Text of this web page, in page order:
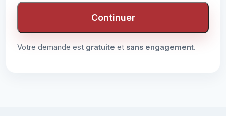
Continuer
Votre demande est gratuite et sans engagement.